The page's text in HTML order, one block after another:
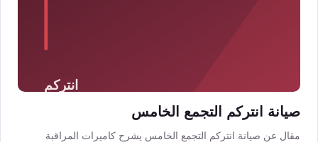
صيانة انتركم التجمع الخامس
مقال عن صيانة انتركم التجمع الخامس يشرح كاميرات المراقبة